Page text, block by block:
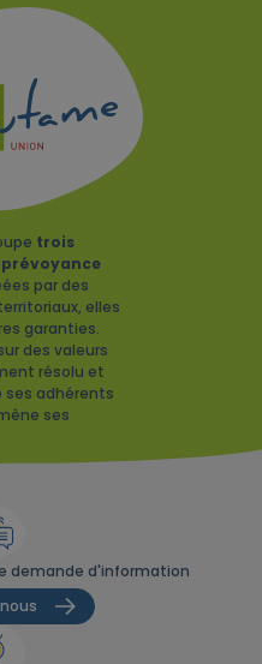
trois
par des
elles
garanties.
des valeurs
résolu et
ses adhérents
ses
demande d'information